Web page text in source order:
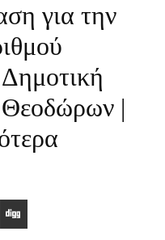
για την
Θεοδώρων |